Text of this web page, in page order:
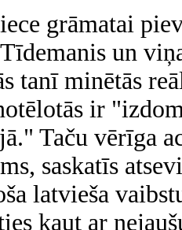
grāmatai
un
tanī minētās
ir
Taču vērīga
saskatīs
latvieša
kaut ar